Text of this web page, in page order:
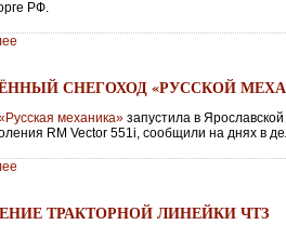
РФ.
СНЕГОХОД «РУССКОЙ
механика» запустила в
RM Vector 551i, сообщили на днях в
ТРАКТОРНОЙ ЛИНЕЙКИ ЧТЗ